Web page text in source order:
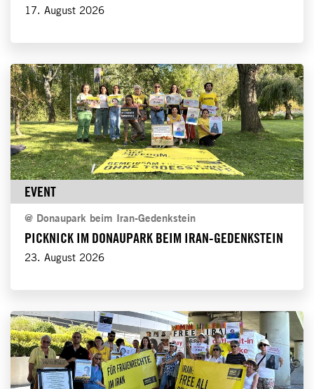
17. August 2026
EVENT
@ Donaupark beim Iran-Gedenkstein
PICKNICK IM DONAUPARK BEIM IRAN-GEDENKSTEIN
23. August 2026